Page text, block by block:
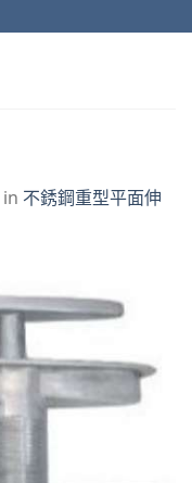
in 不銹鋼重型平面伸